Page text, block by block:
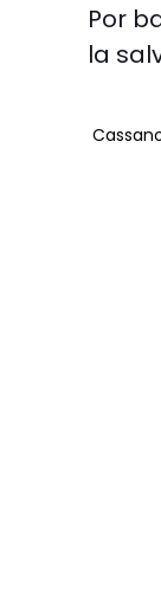
Por
la